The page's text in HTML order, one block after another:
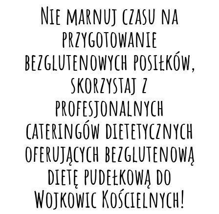
Nie marnuj czasu na
przygotowanie
bezglutenowych posiłków,
skorzystaj z
profesjonalnych
cateringów dietetycznych
oferujących bezglutenową
dietę pudełkową do
Wojkowic Kościelnych!